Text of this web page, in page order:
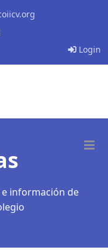
Login
información de